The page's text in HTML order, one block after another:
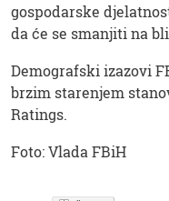
gospodarske
da će se smanjiti na
Demografski izazovi
brzim starenjem
Ratings.
Foto: Vlada FBiH